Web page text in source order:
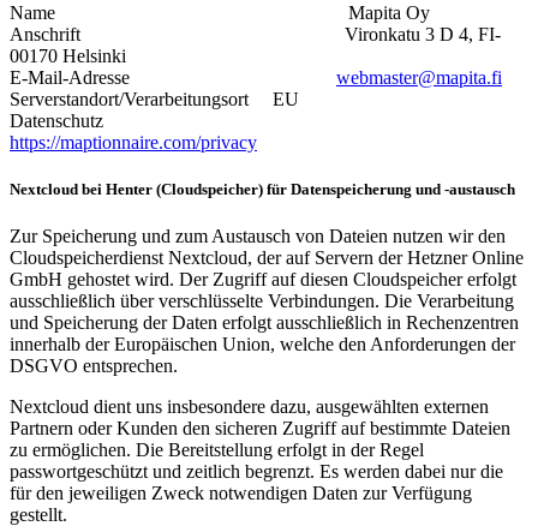
Name Mapita Oy
Anschrift Vironkatu 3 D 4, FI-
00170 Helsinki
E-Mail-Adresse webmaster@mapita.fi
Serverstandort/Verarbeitungsort EU
Datenschutz
https://maptionnaire.com/privacy
Nextcloud bei Henter (Cloudspeicher) für Datenspeicherung und -austausch
Zur Speicherung und zum Austausch von Dateien nutzen wir den
Cloudspeicherdienst Nextcloud, der auf Servern der Hetzner Online
GmbH gehostet wird. Der Zugriff auf diesen Cloudspeicher erfolgt
ausschließlich über verschlüsselte Verbindungen. Die Verarbeitung
und Speicherung der Daten erfolgt ausschließlich in Rechenzentren
innerhalb der Europäischen Union, welche den Anforderungen der
DSGVO entsprechen.
Nextcloud dient uns insbesondere dazu, ausgewählten externen
Partnern oder Kunden den sicheren Zugriff auf bestimmte Dateien
zu ermöglichen. Die Bereitstellung erfolgt in der Regel
passwortgeschützt und zeitlich begrenzt. Es werden dabei nur die
für den jeweiligen Zweck notwendigen Daten zur Verfügung
gestellt.